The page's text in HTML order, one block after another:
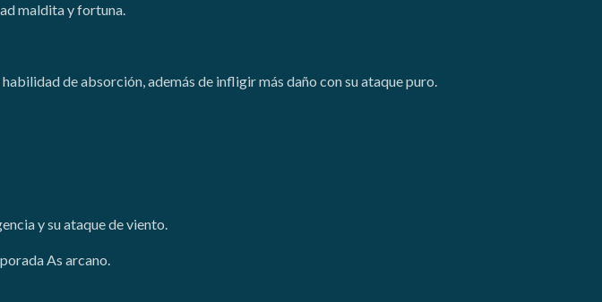
maldita y fortuna.
de absorción, además de infligir más daño con su ataque puro.
y su ataque de viento.
As arcano.